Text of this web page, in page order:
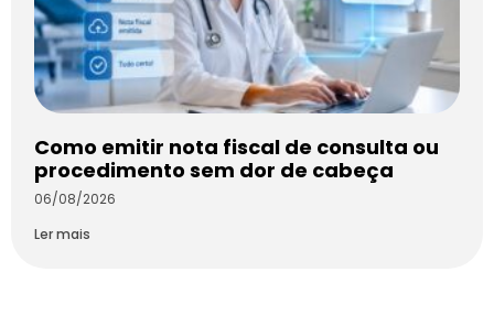
Como emitir nota fiscal de consulta ou
procedimento sem dor de cabeça
06/08/2026
Ler mais